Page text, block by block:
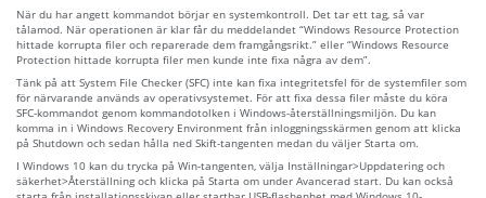
När du har angett kommandot börjar en systemkontroll. Det tar ett tag, så var
tålamod. När operationen är klar får du meddelandet “Windows Resource Protection
hittade korrupta filer och reparerade dem framgångsrikt.” eller “Windows Resource
Protection hittade korrupta filer men kunde inte fixa några av dem”.
Tänk på att System File Checker (SFC) inte kan fixa integritetsfel för de systemfiler som
för närvarande används av operativsystemet. För att fixa dessa filer måste du köra
SFC-kommandot genom kommandotolken i Windows-återställningsmiljön. Du kan
komma in i Windows Recovery Environment från inloggningsskärmen genom att klicka
på Shutdown och sedan hålla ned Skift-tangenten medan du väljer Starta om.
I Windows 10 kan du trycka på Win-tangenten, välja Inställningar>Uppdatering och
säkerhet>Återställning och klicka på Starta om under Avancerad start. Du kan också